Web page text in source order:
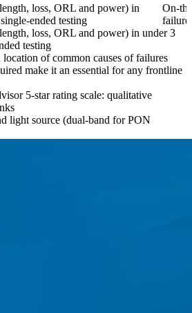
loss, ORL and power) in
ended testing
On-
loss, ORL and power) in under 3
testing
of common causes of failures
make it an essential for any frontline
5-star rating scale: qualitative
light source (dual-band for PON